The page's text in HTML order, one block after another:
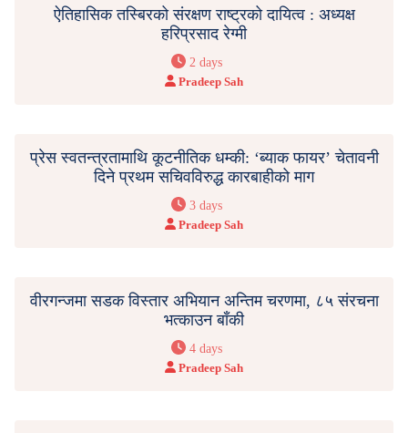
ऐतिहासिक तस्बिरको संरक्षण राष्ट्रको दायित्व : अध्यक्ष
हरिप्रसाद रेग्मी
2 days
Pradeep Sah
प्रेस स्वतन्त्रतामाथि कूटनीतिक धम्की: ‘ब्याक फायर’ चेतावनी
दिने प्रथम सचिवविरुद्ध कारबाहीको माग
3 days
Pradeep Sah
वीरगन्जमा सडक विस्तार अभियान अन्तिम चरणमा, ८५ संरचना
भत्काउन बाँकी
4 days
Pradeep Sah